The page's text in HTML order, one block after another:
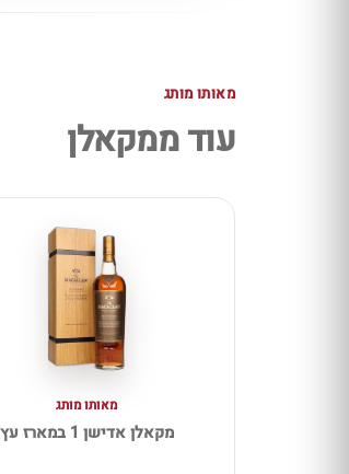
מאותו מותג
עוד ממקאלן
מאותו מותג
מקאלן אדישן 1 במארז עץ